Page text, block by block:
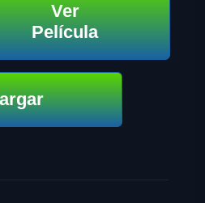
Ver
Película